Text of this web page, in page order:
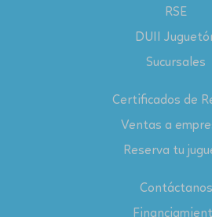
RSE
DUII
Sucursales
Certificados de
Ventas a
Reserva tu
Contáctanos